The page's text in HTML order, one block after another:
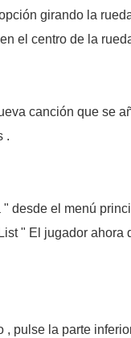
girando la
el centro de la
canción que se
.
desde el menú
" El jugador
pulse la parte